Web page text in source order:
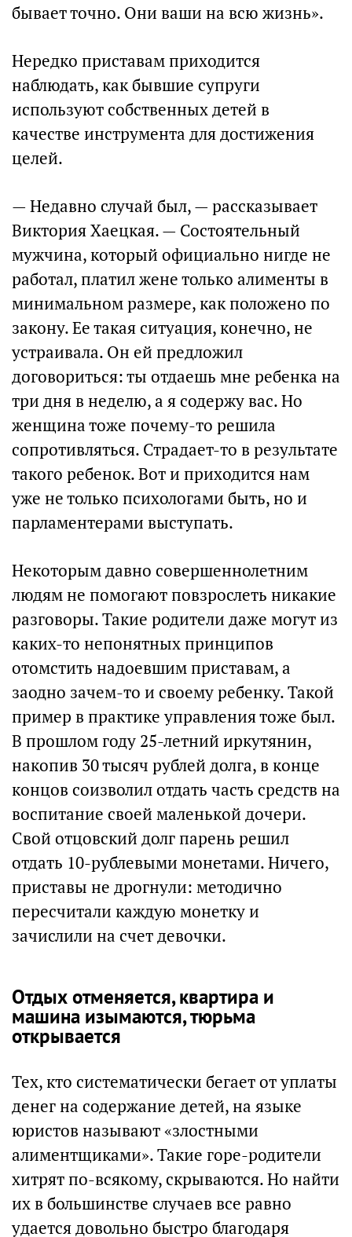
бывает точно. Они ваши на всю жизнь».
Нередко приставам приходится
наблюдать, как бывшие супруги
используют собственных детей в
качестве инструмента для достижения
целей.
— Недавно случай был, — рассказывает
Виктория Хаецкая. — Состоятельный
мужчина, который официально нигде не
работал, платил жене только алименты в
минимальном размере, как положено по
закону. Ее такая ситуация, конечно, не
устраивала. Он ей предложил
договориться: ты отдаешь мне ребенка на
три дня в неделю, а я содержу вас. Но
женщина тоже почему-то решила
сопротивляться. Страдает-то в результате
такого ребенок. Вот и приходится нам
уже не только психологами быть, но и
парламентерами выступать.
Некоторым давно совершеннолетним
людям не помогают повзрослеть никакие
разговоры. Такие родители даже могут из
каких-то непонятных принципов
отомстить надоевшим приставам, а
заодно зачем-то и своему ребенку. Такой
пример в практике управления тоже был.
В прошлом году 25-летний иркутянин,
накопив 30 тысяч рублей долга, в конце
концов соизволил отдать часть средств на
воспитание своей маленькой дочери.
Свой отцовский долг парень решил
отдать 10-рублевыми монетами. Ничего,
приставы не дрогнули: методично
пересчитали каждую монетку и
зачислили на счет девочки.
Отдых отменяется, квартира и
машина изымаются, тюрьма
открывается
Тех, кто систематически бегает от уплаты
денег на содержание детей, на языке
юристов называют «злостными
алиментщиками». Такие горе-родители
хитрят по-всякому, скрываются. Но найти
их в большинстве случаев все равно
удается довольно быстро благодаря